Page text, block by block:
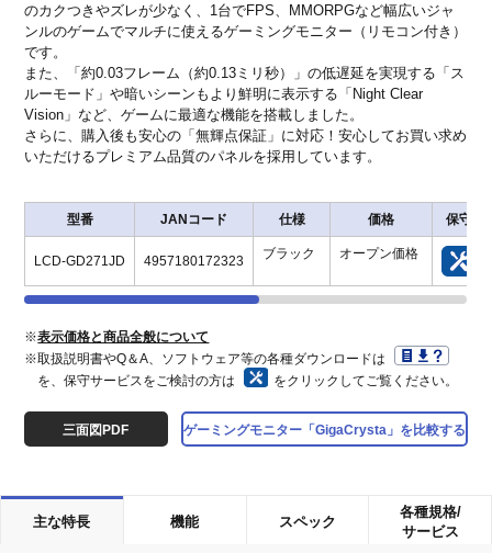
のカクつきやズレが少なく、1台でFPS、MMORPGなど幅広いジャ
ンルのゲームでマルチに使えるゲーミングモニター（リモコン付き）
です。
また、「約0.03フレーム（約0.13ミリ秒）」の低遅延を実現する「ス
ルーモード」や暗いシーンもより鮮明に表示する「Night Clear
Vision」など、ゲームに最適な機能を搭載しました。
さらに、購入後も安心の「無輝点保証」に対応！安心してお買い求め
いただけるプレミアム品質のパネルを採用しています。
型番 JANコード 仕様 価格 保守
LCD-GD271JD 4957180172323 ブラック オープン価格
※表示価格と商品全般について
※取扱説明書やQ＆A、ソフトウェア等の各種ダウンロードは
を、保守サービスをご検討の方は
をクリックしてご覧ください。
三面図PDF ゲーミングモニター「GigaCrysta」を比較する
主な特長 機能 スペック
各種規格/
サービス